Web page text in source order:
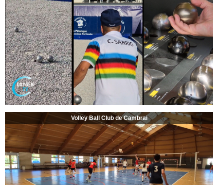
Volley Ball Club de Cambrai